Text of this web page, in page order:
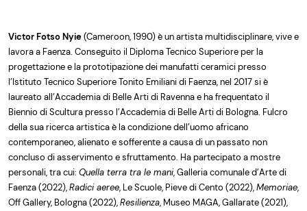
Victor Fotso Nyie(Cameroon, 1990) è un artista multidisciplinare, vive e
lavora a Faenza. Conseguito il Diploma Tecnico Superiore per la
progettazione e la prototipazione dei manufatti ceramici presso
l’Istituto Tecnico Superiore Tonito Emiliani di Faenza, nel 2017 si è
laureato all’Accademia di Belle Arti di Ravenna e ha frequentato il
Biennio di Scultura presso l’Accademia di Belle Arti di Bologna. Fulcro
della sua ricerca artistica è la condizione dell’uomo africano
contemporaneo, alienato e sofferente a causa di un passato non
concluso di asservimento e sfruttamento. Ha partecipato a mostre
personali, tra cui: Quella terra tra le mani, Galleria comunale d’Arte di
Faenza (2022),Radici aeree, Le Scuole, Pieve di Cento (2022),Memoriae,
Off Gallery, Bologna (2022),Resilienza, Museo MAGA, Gallarate (2021),